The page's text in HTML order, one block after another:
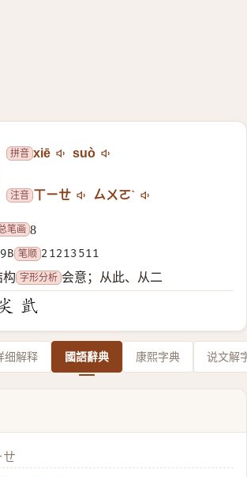
拼音 xiē suò
注音 ㄒㄧㄝ ㄙㄨㄛˋ
笔画 8
笔顺 21213511
构 字形分析 会意；从此、从二
细解释 國語辭典 康熙字典 说文解
ㄝ